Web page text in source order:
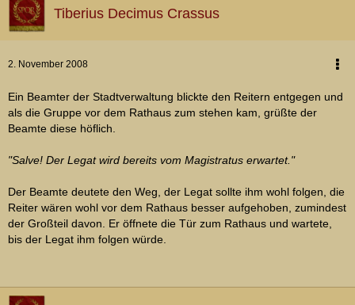
Tiberius Decimus Crassus
2. November 2008
Ein Beamter der Stadtverwaltung blickte den Reitern entgegen und
als die Gruppe vor dem Rathaus zum stehen kam, grüßte der
Beamte diese höflich.
"Salve! Der Legat wird bereits vom Magistratus erwartet."
Der Beamte deutete den Weg, der Legat sollte ihm wohl folgen, die
Reiter wären wohl vor dem Rathaus besser aufgehoben, zumindest
der Großteil davon. Er öffnete die Tür zum Rathaus und wartete,
bis der Legat ihm folgen würde.